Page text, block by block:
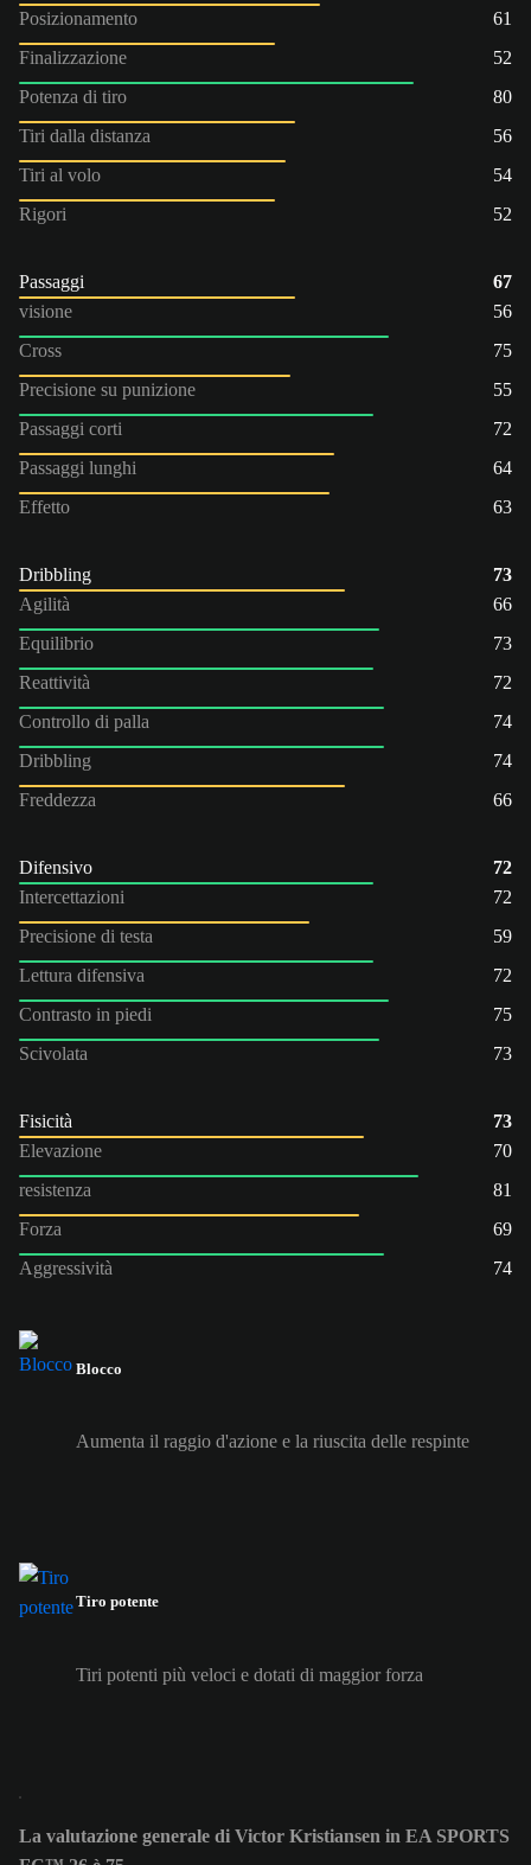
Posizionamento
61
Finalizzazione
52
Potenza di tiro
80
Tiri dalla distanza
56
Tiri al volo
54
Rigori
52
Passaggi
67
visione
56
Cross
75
Precisione su punizione
55
Passaggi corti
72
Passaggi lunghi
64
Effetto
63
Dribbling
73
Agilità
66
Equilibrio
73
Reattività
72
Controllo di palla
74
Dribbling
74
Freddezza
66
Difensivo
72
Intercettazioni
72
Precisione di testa
59
Lettura difensiva
72
Contrasto in piedi
75
Scivolata
73
Fisicità
73
Elevazione
70
resistenza
81
Forza
69
Aggressività
74
Blocco
Aumenta il raggio d'azione e la riuscita delle respinte
Tiro potente
Tiri potenti più veloci e dotati di maggior forza
La valutazione generale di Victor Kristiansen in EA SPORTS